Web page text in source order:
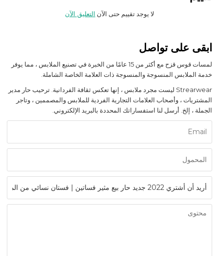
لا يوجد تقييم حتى الآن التعليق الآن
ابقى على تواصل
لمسات قوس قزح مع أكثر من 15 عامًا من الخبرة في تصنيع الملابس ، مما يوفر
خدمة الملابس المنسوجة والمنسوجة ذات العلامة الخاصة الشاملة.
Strearwear ليست مجرد ملابس ، إنها تعكس ثقافة الفردانية. ترحيب حار مدير
المشتريات ، وأصحاب العلامات التجارية الفردية للملابس والمصممين ، وتاجر
الجملة ، إلخ. أرسل لنا استفساراتك المحددة بالبريد الإلكتروني.